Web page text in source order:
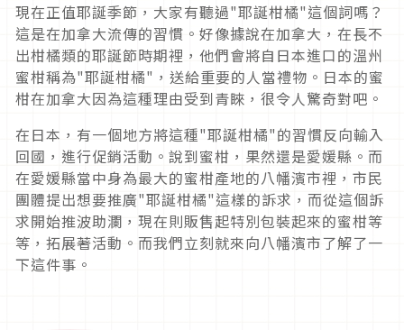
現在正值耶誕季節，大家有聽過"耶誕柑橘"這個詞嗎？
這是在加拿大流傳的習慣。好像據說在加拿大，在長不
出柑橘類的耶誕節時期裡，他們會將自日本進口的溫州
蜜柑稱為"耶誕柑橘"，送給重要的人當禮物。日本的蜜
柑在加拿大因為這種理由受到青睞，很令人驚奇對吧。
在日本，有一個地方將這種"耶誕柑橘"的習慣反向輸入
回國，進行促銷活動。說到蜜柑，果然還是愛媛縣。而
在愛媛縣當中身為最大的蜜柑產地的八幡濱市裡，市民
團體提出想要推廣"耶誕柑橘"這樣的訴求，而從這個訴
求開始推波助瀾，現在則販售起特別包裝起來的蜜柑等
等，拓展著活動。而我們立刻就來向八幡濱市了解了一
下這件事。